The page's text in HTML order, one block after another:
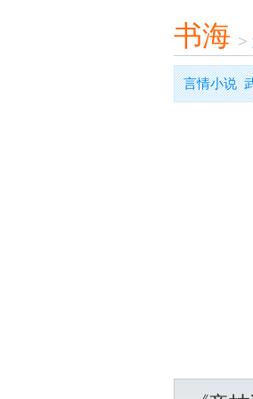
书海 >
言情小说